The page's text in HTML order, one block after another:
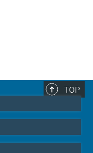
TOP